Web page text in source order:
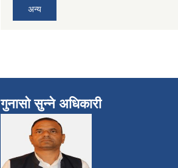
अन्य
गुनासो सुन्ने अधिकारी